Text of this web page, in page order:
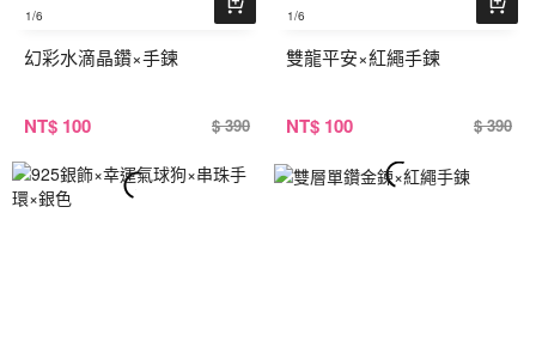
1/6
幻彩水滴晶鑽×手鍊
NT$ 100 $ 390
1/6
雙龍平安×紅繩手鍊
NT$ 100 $ 390